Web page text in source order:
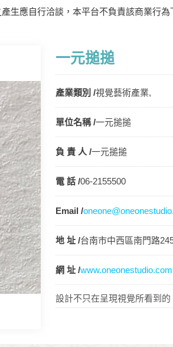
生應自行洽談，本平台不負責該商業行
一元搥搥
產業類別 /視覺藝術產業,
單位名稱 /一元搥搥
負 責 人 /一元搥搥
電 話 /06-2155500
Email /
地 址 /台南市中西區南門路
網 址 /www.oneonestudio.com
設計不只在呈現視覺所看到